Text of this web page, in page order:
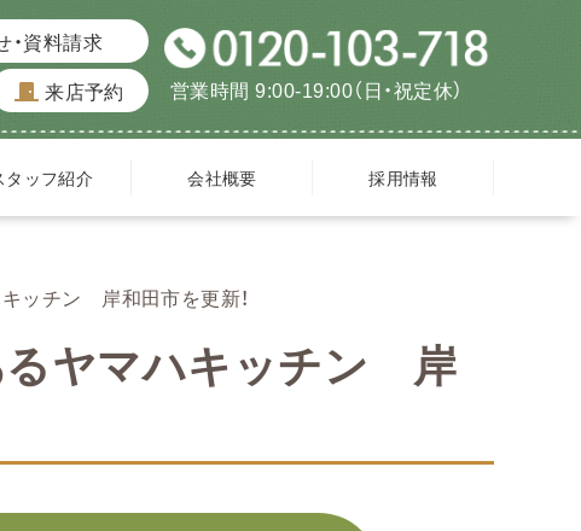
・資料請求
来店予約 営業時間 9:00-19:00（日・祝定休）
タッフ紹介 会社概要 採用情報
ッチン 岸和田市を更新！
るヤマハキッチン 岸